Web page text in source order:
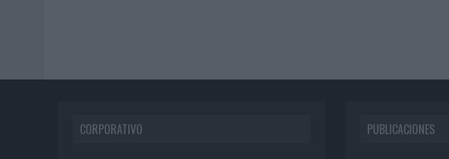
CORPORATIVO PUBLICACIONES